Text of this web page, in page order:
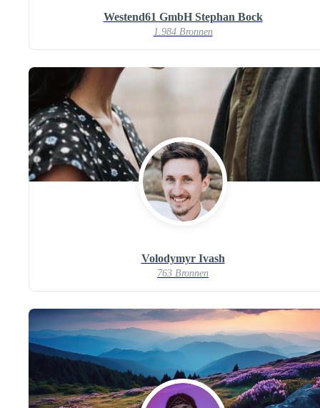
Westend61 GmbH Stephan Bock
1.984 Bronnen
Volodymyr Ivash
763 Bronnen